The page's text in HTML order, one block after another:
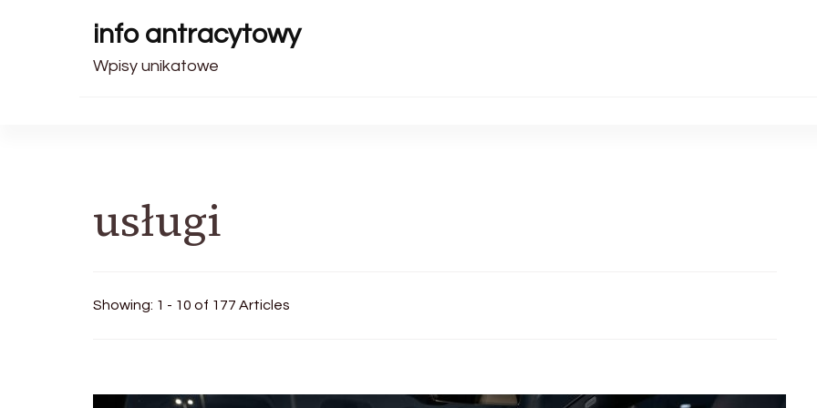
info antracytowy
Wpisy unikatowe
usługi
Showing: 1 - 10 of 177 Articles